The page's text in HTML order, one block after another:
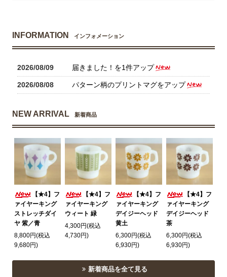
INFORMATION インフォメーション
2026/08/09 届きました！を1件アップ
2026/08/08 パターン柄のプリントマグをアップ
NEW ARRIVAL 新着商品
【★4】フ
ァイヤーキング
ストレッチダイ
ヤ 紫／青
8,800円(税込
9,680円)
【★4】フ
ァイヤーキング
ウィート 緑
4,300円(税込
4,730円)
【★4】フ
ァイヤーキング
デイジーヘッド
黄土
6,300円(税込
6,930円)
【★4】フ
ァイヤーキング
デイジーヘッド
茶
6,300円(税込
6,930円)
新着商品を全て見る